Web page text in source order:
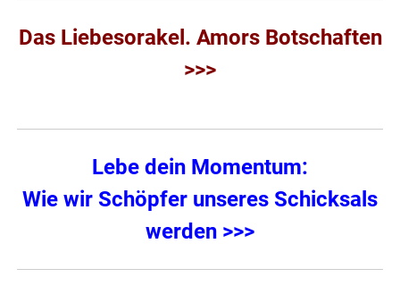
Das Liebesorakel. Amors Botschaften
>>>
Lebe dein Momentum:
Wie wir Schöpfer unseres Schicksals
werden >>>